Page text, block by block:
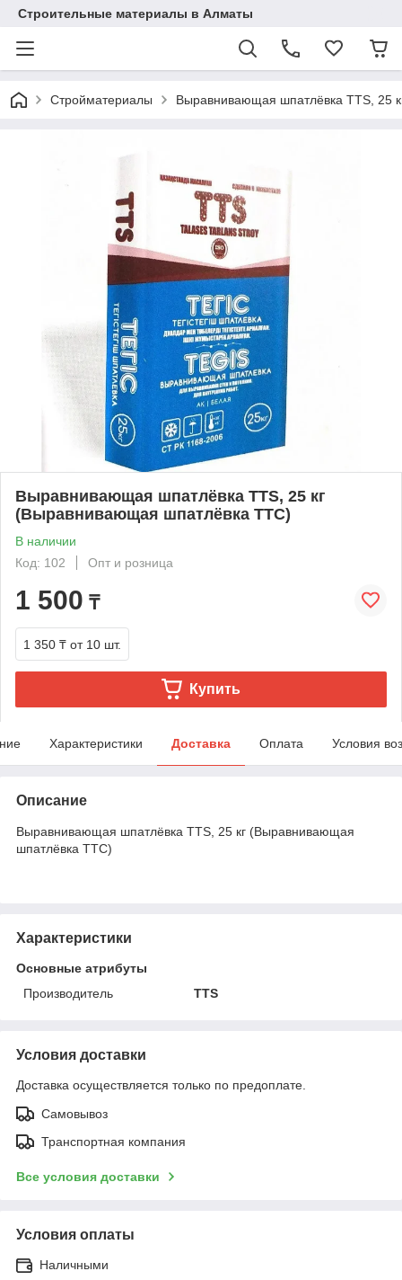
Строительные материалы в Алматы
Стройматериалы Выравнивающая шпатлёвка TTS, 25
Выравнивающая шпатлёвка TTS, 25 кг
(Выравнивающая шпатлёвка ТТС)
В наличии
Код: 102
Опт и розница
1 500 ₸
1 350 ₸ от 10 шт.
Купить
Характеристики Доставка Оплата Условия
Описание
Выравнивающая шпатлёвка TTS, 25 кг (Выравнивающая
шпатлёвка ТТС)
Характеристики
Основные атрибуты
Производитель
TTS
Условия доставки
Доставка осуществляется только по предоплате.
Самовывоз
Транспортная компания
Все условия доставки
Условия оплаты
Наличными